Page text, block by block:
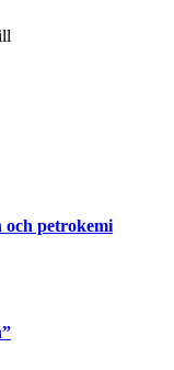
och petrokemi